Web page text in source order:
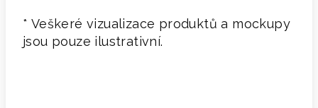
* Veškeré vizualizace produktů a mockupy
jsou pouze ilustrativní.